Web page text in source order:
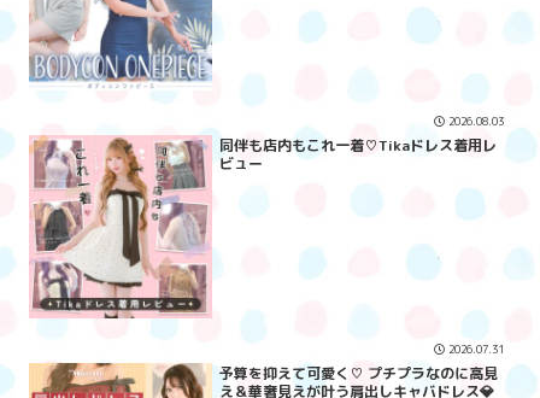
2026.08.03
同伴も店内もこれ一着♡Tikaドレス着用レ
ビュー
2026.07.31
予算を抑えて可愛く♡ プチプラなのに高見
え＆華奢見えが叶う肩出しキャバドレス💎